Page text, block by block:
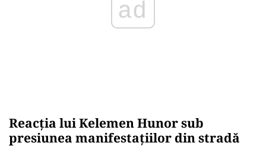
ad
Reacția lui Kelemen Hunor sub
presiunea manifestațiilor din stradă